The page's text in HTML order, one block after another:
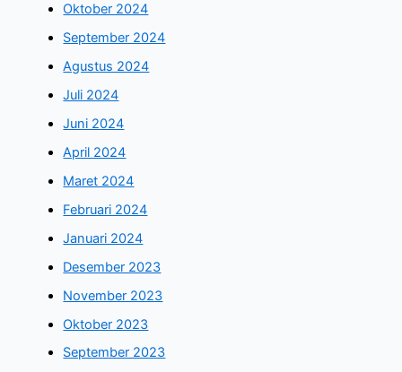
Oktober 2024
September 2024
Agustus 2024
Juli 2024
Juni 2024
April 2024
Maret 2024
Februari 2024
Januari 2024
Desember 2023
November 2023
Oktober 2023
September 2023